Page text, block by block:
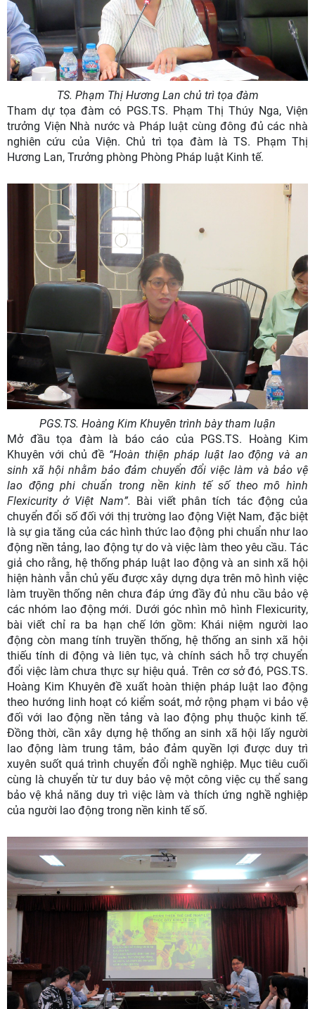
TS. Phạm Thị Hương Lan chủ trì tọa đàm
Tham dự tọa đàm có PGS.TS. Phạm Thị Thúy Nga, Viện
trưởng Viện Nhà nước và Pháp luật cùng đông đủ các nhà
nghiên cứu của Viện. Chủ trì tọa đàm là TS. Phạm Thị
Hương Lan, Trưởng phòng Phòng Pháp luật Kinh tế.
PGS.TS. Hoàng Kim Khuyên trình bày tham luận
Mở đầu tọa đàm là báo cáo của PGS.TS. Hoàng Kim
Khuyên với chủ đề “Hoàn thiện pháp luật lao động và an
sinh xã hội nhằm bảo đảm chuyển đổi việc làm và bảo vệ
lao động phi chuẩn trong nền kinh tế số theo mô hình
Flexicurity ở Việt Nam”.
Bài viết phân tích tác động của
chuyển đổi số đối với thị trường lao động Việt Nam, đặc biệt
là sự gia tăng của các hình thức lao động phi chuẩn như lao
động nền tảng, lao động tự do và việc làm theo yêu cầu. Tác
giả cho rằng, hệ thống pháp luật lao động và an sinh xã hội
hiện hành vẫn chủ yếu được xây dựng dựa trên mô hình việc
làm truyền thống nên chưa đáp ứng đầy đủ nhu cầu bảo vệ
các nhóm lao động mới. Dưới góc nhìn mô hình Flexicurity,
bài viết chỉ ra ba hạn chế lớn gồm: Khái niệm người lao
động còn mang tính truyền thống, hệ thống an sinh xã hội
thiếu tính di động và liên tục, và chính sách hỗ trợ chuyển
đổi việc làm chưa thực sự hiệu quả. Trên cơ sở đó, PGS.TS.
Hoàng Kim Khuyên đề xuất hoàn thiện pháp luật lao động
theo hướng linh hoạt có kiểm soát, mở rộng phạm vi bảo vệ
đối với lao động nền tảng và lao động phụ thuộc kinh tế.
Đồng thời, cần xây dựng hệ thống an sinh xã hội lấy người
lao động làm trung tâm, bảo đảm quyền lợi được duy trì
xuyên suốt quá trình chuyển đổi nghề nghiệp. Mục tiêu cuối
cùng là chuyển từ tư duy bảo vệ một công việc cụ thể sang
bảo vệ khả năng duy trì việc làm và thích ứng nghề nghiệp
của người lao động trong nền kinh tế số.